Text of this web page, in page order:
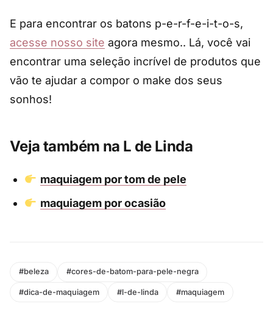
E para encontrar os batons p-e-r-f-e-i-t-o-s,
acesse nosso site agora mesmo.. Lá, você vai
encontrar uma seleção incrível de produtos que
vão te ajudar a compor o make dos seus
sonhos!
Veja também na L de Linda
maquiagem por tom de pele
maquiagem por ocasião
#beleza #cores-de-batom-para-pele-negra
#dica-de-maquiagem #l-de-linda #maquiagem